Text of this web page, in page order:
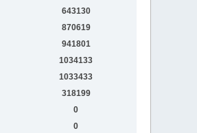
643130
870619
941801
1034133
1033433
318199
0
0